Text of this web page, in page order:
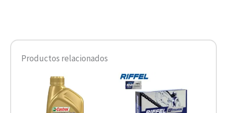
Productos relacionados